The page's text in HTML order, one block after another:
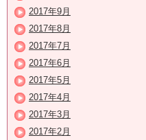
2017年9月
2017年8月
2017年7月
2017年6月
2017年5月
2017年4月
2017年3月
2017年2月